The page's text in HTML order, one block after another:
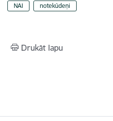
NAI notekūdeņi
Drukāt lapu